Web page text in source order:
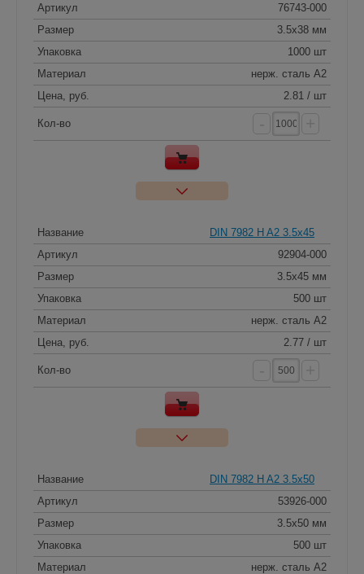
Артикул
76743-000
Размер
3.5x38 мм
Упаковка
1000 шт
Материал
нерж. сталь A2
Цена, руб.
2.81 / шт
Кол-во
Название
DIN 7982 H A2 3.5x45
Артикул
92904-000
Размер
3.5x45 мм
Упаковка
500 шт
Материал
нерж. сталь A2
Цена, руб.
2.77 / шт
Кол-во
Название
DIN 7982 H A2 3.5x50
Артикул
53926-000
Размер
3.5x50 мм
Упаковка
500 шт
Материал
нерж. сталь A2